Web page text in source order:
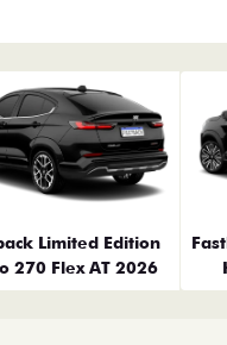
Limited Edition
270 Flex AT 2026